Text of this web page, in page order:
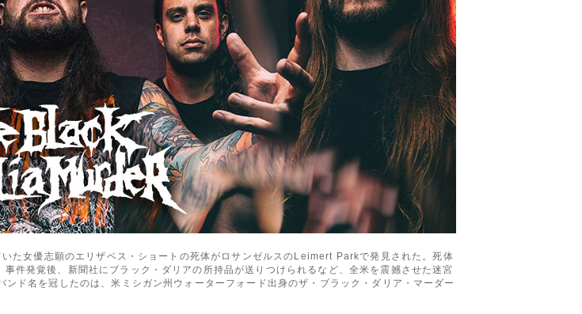
た女優志願のエリザベス・ショートの死体がロサンゼルスのLeimert Parkで発見された。死体
件発覚後、新聞社にブラック・ダリアの所持品が送りつけられるなど、全米を震撼させた迷宮
ド名を冠したのは、米ミシガン州ウォーターフォード出身のザ・ブラック・ダリア・マーダー